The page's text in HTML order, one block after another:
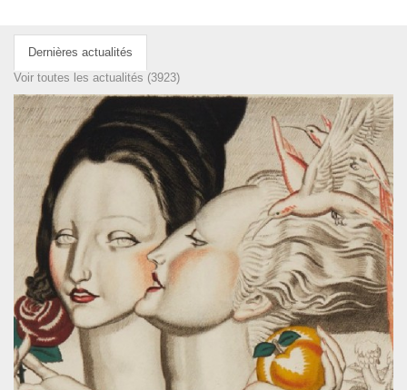
Dernières actualités
Voir toutes les actualités (3923)